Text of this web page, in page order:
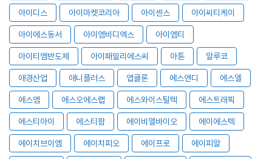
아이디스 아이마켓코리아 아이센스 아이씨티케이
아이에스동서 아이엠비디엑스 아이엠티
아이티엠반도체 아이패밀리에스씨 아톤 알루코
애경산업 애니플러스 앱클론 에스앤디 에스엘
에스엠 에스오에스랩 에스와이스틸텍 에스트래픽
에스티아이 에스티팜 에이비엘바이오 에이에스텍
에이치브이엠 에이치피오 에이프로 에이피알